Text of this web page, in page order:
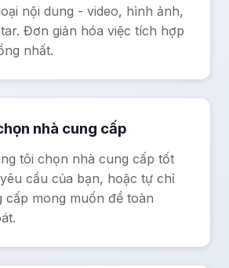
nội dung - video, hình ảnh,
Đơn giản hóa việc tích hợp
nhất.
nhà cung cấp
tôi chọn nhà cung cấp tốt
cầu của bạn, hoặc tự chỉ
cấp mong muốn để toàn